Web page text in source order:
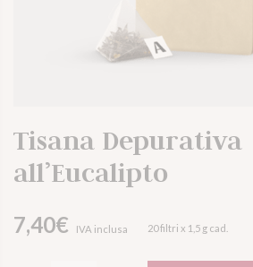
Tisana Depurativa
all’Eucalipto
7,40€ IVA inclusa 20 filtri x 1,5 g cad.